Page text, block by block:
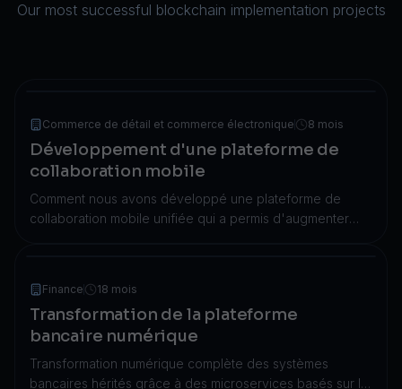
Our most successful blockchain implementation projects
Commerce de détail et commerce électronique 8 mois
Développement d'une plateforme de
collaboration mobile
Comment nous avons développé une plateforme de
collaboration mobile unifiée qui a permis d'augmenter
Finance 18 mois
Transformation de la plateforme
bancaire numérique
Transformation numérique complète des systèmes
bancaires hérités grâce à des microservices basés sur le